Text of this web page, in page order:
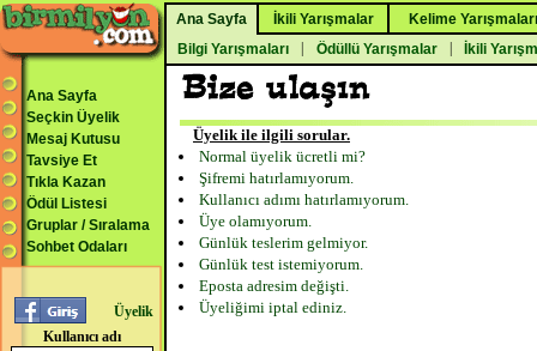
Ana Sayfa İkili Yarışmalar
Kelime Yarışmaları
Bilgi Yarışmaları
Ödüllü Yarışmalar İkili
Ana Sayfa
Seçkin Üyelik
Mesaj Kutusu
Tavsiye Et
Tıkla Kazan
Ödül Listesi
Gruplar / Sıralama
Sohbet Odaları
Üyelik
Kullanıcı adı
Üyelik ile ilgili sorular.
Normal üyelik ücretli mi?
Şifremi hatırlamıyorum.
Kullanıcı adımı hatırlamıyorum.
Üye olamıyorum.
Günlük teslerim gelmiyor.
Günlük test istemiyorum.
Eposta adresim değişti.
Üyeliğimi iptal ediniz.